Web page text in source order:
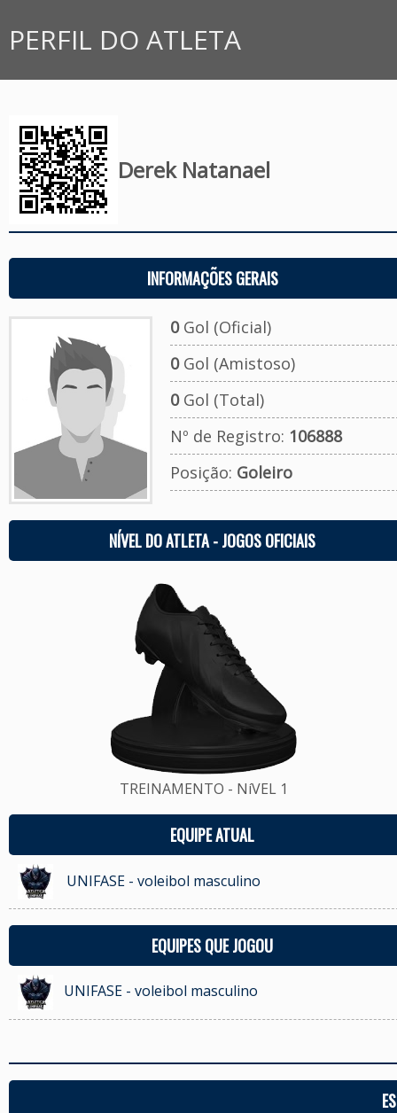
PERFIL DO ATLETA
Derek Natanael
INFORMAÇÕES GERAIS
0Gol (Oficial)
0Gol (Amistoso)
0Gol (Total)
Nº de Registro: 106888
Posição: Goleiro
NÍVEL DO ATLETA - JOGOS OFICIAIS
TREINAMENTO - NíVEL 1
EQUIPE ATUAL
UNIFASE - voleibol masculino
EQUIPES QUE JOGOU
UNIFASE - voleibol masculino